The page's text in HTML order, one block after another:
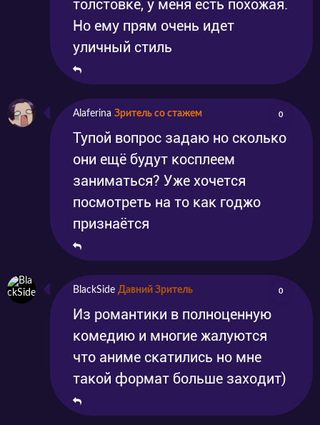
толстовке, у меня есть похожая.
Но ему прям очень идет
уличный стиль
Alaferina Зритель со стажем 0
Тупой вопрос задаю но сколько
они ещё будут косплеем
заниматься? Уже хочется
посмотреть на то как годжо
признаётся
BlackSide Давний Зритель 0
Из романтики в полноценную
комедию и многие жалуются
что аниме скатились но мне
такой формат больше заходит)